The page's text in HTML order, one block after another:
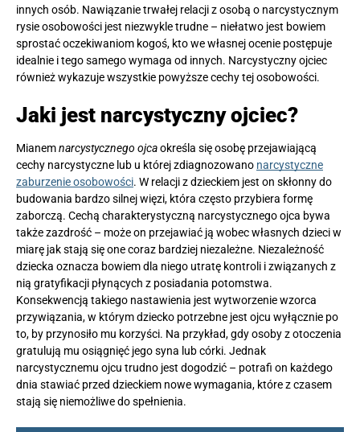
innych osób. Nawiązanie trwałej relacji z osobą o narcystycznym
rysie osobowości jest niezwykle trudne – niełatwo jest bowiem
sprostać oczekiwaniom kogoś, kto we własnej ocenie postępuje
idealnie i tego samego wymaga od innych. Narcystyczny ojciec
również wykazuje wszystkie powyższe cechy tej osobowości.
Jaki jest narcystyczny ojciec?
Mianemnarcystycznego ojcaokreśla się osobę przejawiającą
cechy narcystyczne lub u której zdiagnozowano narcystyczne
zaburzenie osobowości. W relacji z dzieckiem jest on skłonny do
budowania bardzo silnej więzi, która często przybiera formę
zaborczą. Cechą charakterystyczną narcystycznego ojca bywa
także zazdrość – może on przejawiać ją wobec własnych dzieci w
miarę jak stają się one coraz bardziej niezależne. Niezależność
dziecka oznacza bowiem dla niego utratę kontroli i związanych z
nią gratyfikacji płynących z posiadania potomstwa.
Konsekwencją takiego nastawienia jest wytworzenie wzorca
przywiązania, w którym dziecko potrzebne jest ojcu wyłącznie po
to, by przynosiło mu korzyści. Na przykład, gdy osoby z otoczenia
gratulują mu osiągnięć jego syna lub córki. Jednak
narcystycznemu ojcu trudno jest dogodzić – potrafi on każdego
dnia stawiać przed dzieckiem nowe wymagania, które z czasem
stają się niemożliwe do spełnienia.